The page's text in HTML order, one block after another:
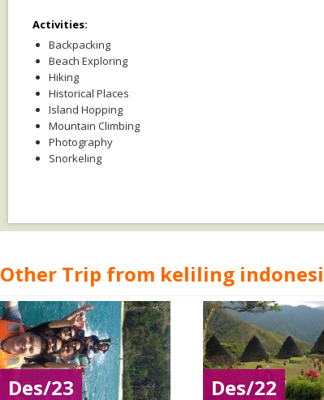
Activities:
Backpacking
Beach Exploring
Hiking
Historical Places
Island Hopping
Mountain Climbing
Photography
Snorkeling
Other Trip from keliling
Des/23 Des/22